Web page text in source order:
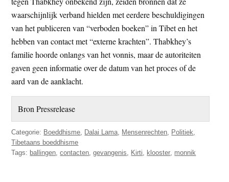
waarschijnlijk verband hielden met eerdere beschuldigingen
van het publiceren van “verboden boeken” in Tibet en het
hebben van contact met “externe krachten”. Thabkhey’s
familie hoorde onlangs van het vonnis, maar de autoriteiten
gaven geen informatie over de datum van het proces of de
aard van de aanklacht.
Bron Pressrelease
Categorie: Boeddhisme, Dalai Lama, Mensenrechten, Politiek,
Tibetaans boeddhisme
Tags: ballingen,contacten,gevangenis, Kirti, klooster, monnik